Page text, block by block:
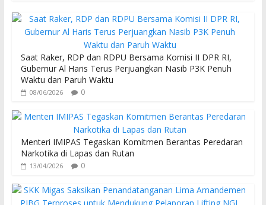
e
b
o
o
k
itt
er
at
s
A
p
p
Saat Raker, RDP dan RDPU Bersama Komisi II DPR RI,
Gubernur Al Haris Terus Perjuangkan Nasib P3K Penuh
Waktu dan Paruh Waktu
08/06/2026 0
Menteri IMIPAS Tegaskan Komitmen Berantas Peredaran
Narkotika di Lapas dan Rutan
13/04/2026 0